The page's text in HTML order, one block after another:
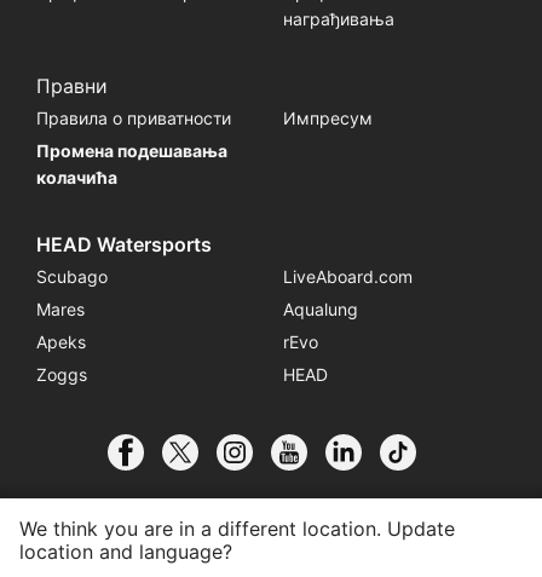
награђивања
Правни
Правила о приватности
Импресум
Промена подешавања
колачића
HEAD Watersports
Scubago
LiveAboard.com
Mares
Aqualung
Apeks
rEvo
Zoggs
HEAD
We think you are in a different location. Update
location and language?